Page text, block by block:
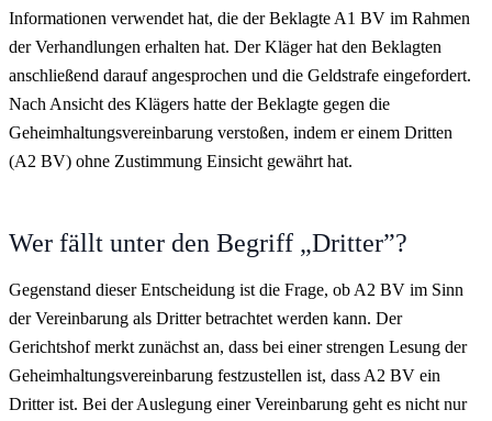
Informationen verwendet hat, die der Beklagte A1 BV im Rahmen
der Verhandlungen erhalten hat. Der Kläger hat den Beklagten
anschließend darauf angesprochen und die Geldstrafe eingefordert.
Nach Ansicht des Klägers hatte der Beklagte gegen die
Geheimhaltungsvereinbarung verstoßen, indem er einem Dritten
(A2 BV) ohne Zustimmung Einsicht gewährt hat.
Wer fällt unter den Begriff „Dritter”?
Gegenstand dieser Entscheidung ist die Frage, ob A2 BV im Sinn
der Vereinbarung als Dritter betrachtet werden kann. Der
Gerichtshof merkt zunächst an, dass bei einer strengen Lesung der
Geheimhaltungsvereinbarung festzustellen ist, dass A2 BV ein
Dritter ist. Bei der Auslegung einer Vereinbarung geht es nicht nur